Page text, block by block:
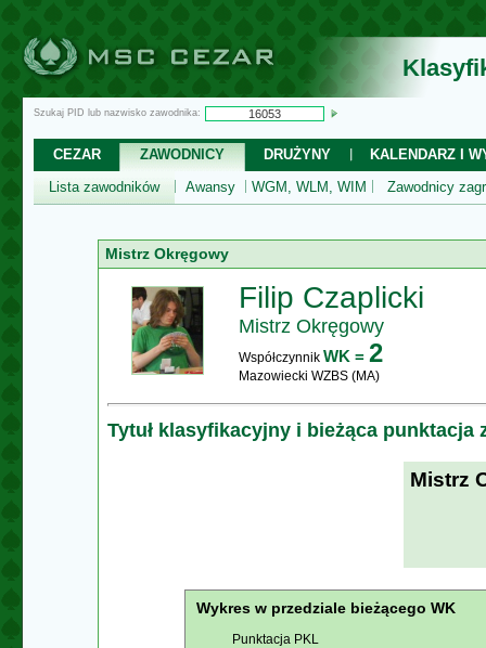
Szukaj PID lub nazwisko zawodnika:
CEZAR ZAWODNICY DRUŻYNY
KALENDARZ I
Lista zawodników
Awansy WGM, WLM, WIM Zawodnicy
Mistrz Okręgowy
Filip Czaplicki
Mistrz Okręgowy
Współczynnik WK = 2
Mazowiecki WZBS (MA)
Tytuł klasyfikacyjny i bieżąca punktacja
Mistrz
Wykres w przedziale bieżącego WK
Punktacja PKL